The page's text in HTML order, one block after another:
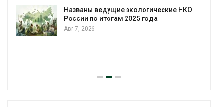
Названы ведущие экологические НКО
России по итогам 2025 года
Авг 7, 2026